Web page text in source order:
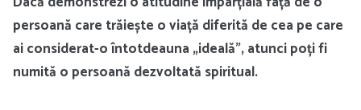
persoană care trăiește o viață diferită de cea pe care
ai considerat-o întotdeauna „ideală”, atunci poți fi
numită o persoană dezvoltată spiritual.